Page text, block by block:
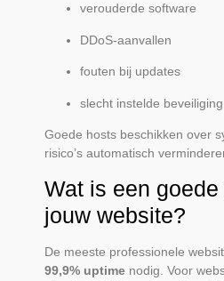
verouderde software
DDoS-aanvallen
fouten bij updates
slecht instelde beveiliging
Goede hosts beschikken over
risico’s automatisch
Wat is een
jouw website?
De meeste professionele
99,9% uptime nodig. Voor